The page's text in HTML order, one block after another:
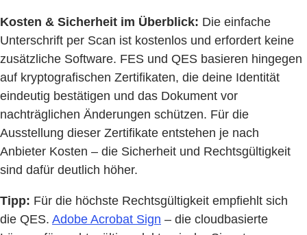
Kosten & Sicherheit im Überblick: Die einfache
Unterschrift per Scan ist kostenlos und erfordert keine
zusätzliche Software. FES und QES basieren hingegen
auf kryptografischen Zertifikaten, die deine Identität
eindeutig bestätigen und das Dokument vor
nachträglichen Änderungen schützen. Für die
Ausstellung dieser Zertifikate entstehen je nach
Anbieter Kosten – die Sicherheit und Rechtsgültigkeit
sind dafür deutlich höher.
Tipp: Für die höchste Rechtsgültigkeit empfiehlt sich
die QES. Adobe Acrobat Sign – die cloudbasierte